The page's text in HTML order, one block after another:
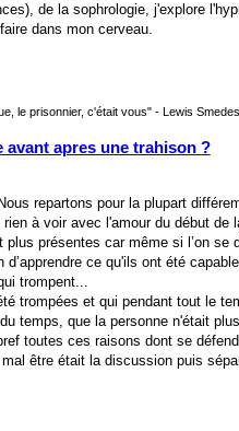
de la sophrologie, j'explore
dans mon cerveau.
le prisonnier, c'était vous" - Lewis Smedes
apres une trahison ?
repartons pour la plupart
à voir avec l'amour du début de
présentes car même si l’on
ce qu'ils ont été
trompent...
trompées et qui pendant tout le
temps, que la personne n'était
toutes ces raisons dont se
être était la discussion puis